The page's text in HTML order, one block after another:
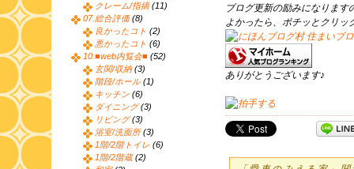
ブログ更新の励みになります
よかったら、ポチッとクリッ
ありがとうございます♪
クレーム/指摘(11)
07.総合評価(8)
良かったコト (2)
悪かったコト (6)
10.■web内覧会■ (52)
玄関/収納(3)
階段/ホール(1)
キッチン (6)
ダイニング(3)
リビング(3)
浴室/洗面所(3)
1階/2階トイレ (6)
1階/2階蔵(2)